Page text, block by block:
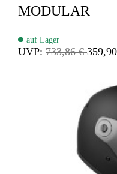
MODULAR
auf Lager
UVP:733,86 €